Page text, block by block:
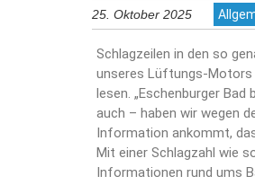
25. Oktober 2025
Schlagzeilen in den so
unseres Lüftungs-Motors
lesen. „Eschenburger
auch – haben wir wegen
Information ankommt,
Mit einer Schlagzahl wie
Informationen rund ums